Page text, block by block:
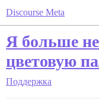
Discourse Meta
Я больше
цветовую
Поддержка